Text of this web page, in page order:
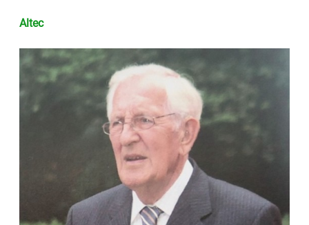
Altec